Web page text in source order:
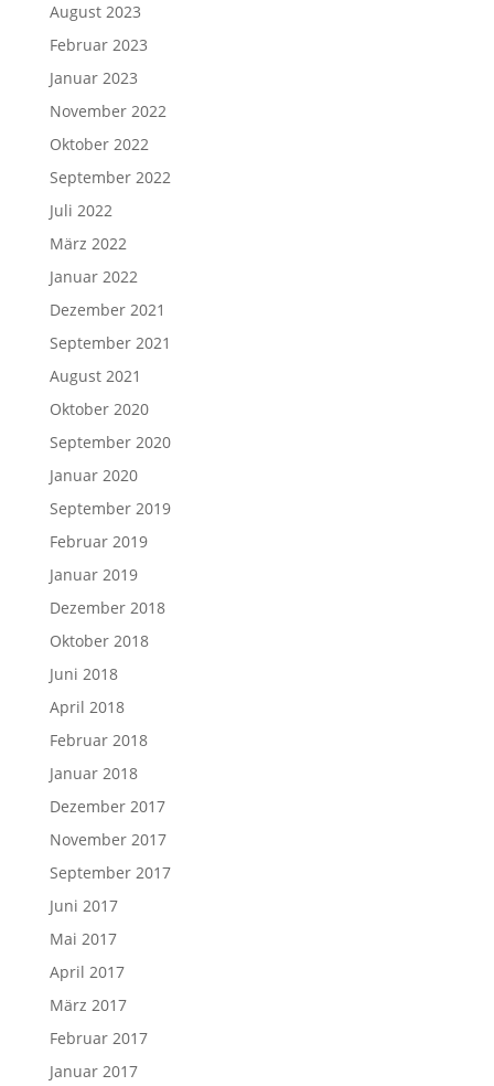
August 2023
Februar 2023
Januar 2023
November 2022
Oktober 2022
September 2022
Juli 2022
März 2022
Januar 2022
Dezember 2021
September 2021
August 2021
Oktober 2020
September 2020
Januar 2020
September 2019
Februar 2019
Januar 2019
Dezember 2018
Oktober 2018
Juni 2018
April 2018
Februar 2018
Januar 2018
Dezember 2017
November 2017
September 2017
Juni 2017
Mai 2017
April 2017
März 2017
Februar 2017
Januar 2017